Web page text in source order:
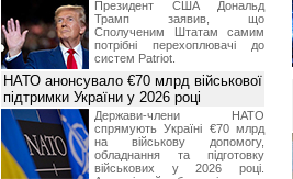
Президент США Дональд
Трамп заявив, що
Сполученим Штатам самим
потрібні перехоплювачі до
систем Patriot.
НАТО анонсувало €70 млрд військової
підтримки України у 2026 році
Держави-члени НАТО
спрямують Україні €70 млрд
на військову допомогу,
обладнання та підготовку
військових у 2026 році.